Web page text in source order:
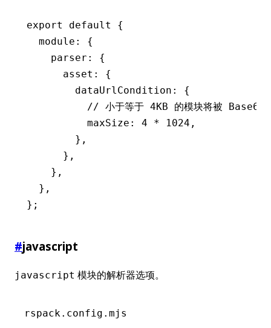
export default
{
  module
:
{
    parser
:
{
      asset
:
{
        dataUrlCondition
:
{
// 小于等于 4KB 的模块将被 Base64
          maxSize
: 4 * 1024 ,
        }
,
      }
,
    }
,
  }
,
};
#javascript
javascript 模块的解析器选项。
rspack.config.mjs